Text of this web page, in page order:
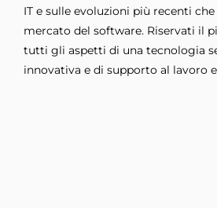
IT e sulle evoluzioni più recenti
mercato del software. Riservati il
tutti gli aspetti di una tecnologia
innovativa e di supporto al lavoro